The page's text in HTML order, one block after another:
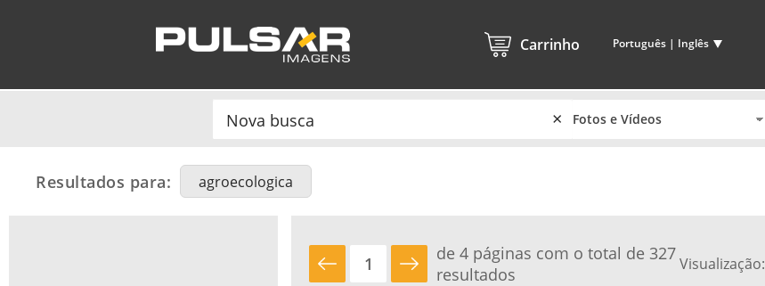
Carrinho Português | Inglês
×
Resultados para: agroecologica
de 4 páginas com o total de 327
resultados
Visualização: